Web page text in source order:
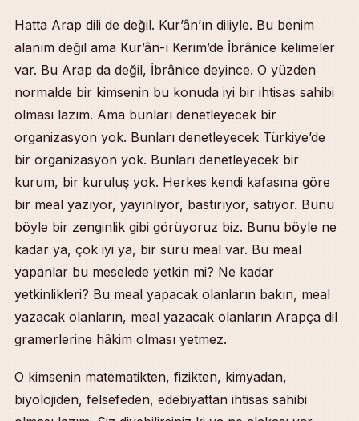
Hatta Arap dili de değil. Kur’ân’ın diliyle. Bu benim
alanım değil ama Kur’ân-ı Kerim’de İbrânice kelimeler
var. Bu Arap da değil, İbrânice deyince. O yüzden
normalde bir kimsenin bu konuda iyi bir ihtisas sahibi
olması lazım. Ama bunları denetleyecek bir
organizasyon yok. Bunları denetleyecek Türkiye’de
bir organizasyon yok. Bunları denetleyecek bir
kurum, bir kuruluş yok. Herkes kendi kafasına göre
bir meal yazıyor, yayınlıyor, bastırıyor, satıyor. Bunu
böyle bir zenginlik gibi görüyoruz biz. Bunu böyle ne
kadar ya, çok iyi ya, bir sürü meal var. Bu meal
yapanlar bu meselede yetkin mi? Ne kadar
yetkinlikleri? Bu meal yapacak olanların bakın, meal
yazacak olanların, meal yazacak olanların Arapça dil
gramerlerine hâkim olması yetmez.
O kimsenin matematikten, fizikten, kimyadan,
biyolojiden, felsefeden, edebiyattan ihtisas sahibi